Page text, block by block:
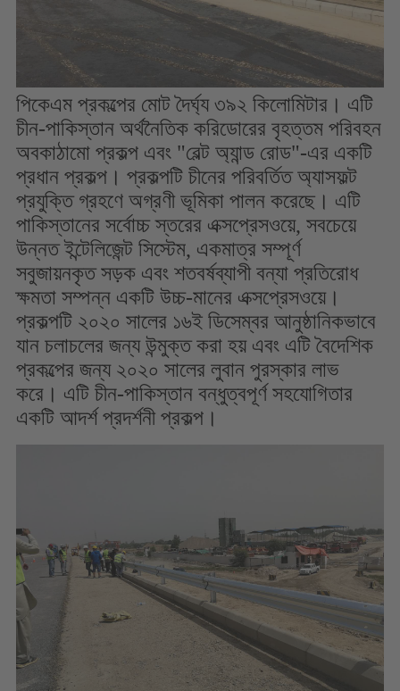
পিকেএম প্রকল্পের মোট দৈর্ঘ্য ৩৯২ কিলোমিটার। এটি
চীন-পাকিস্তান অর্থনৈতিক করিডোরের বৃহত্তম পরিবহন
অবকাঠামো প্রকল্প এবং "বেল্ট অ্যান্ড রোড"-এর একটি
প্রধান প্রকল্প। প্রকল্পটি চীনের পরিবর্তিত অ্যাসফল্ট
প্রযুক্তি গ্রহণে অগ্রণী ভূমিকা পালন করেছে। এটি
পাকিস্তানের সর্বোচ্চ স্তরের এক্সপ্রেসওয়ে, সবচেয়ে
উন্নত ইন্টেলিজেন্ট সিস্টেম, একমাত্র সম্পূর্ণ
সবুজায়নকৃত সড়ক এবং শতবর্ষব্যাপী বন্যা প্রতিরোধ
ক্ষমতা সম্পন্ন একটি উচ্চ-মানের এক্সপ্রেসওয়ে।
প্রকল্পটি ২০২০ সালের ১৬ই ডিসেম্বর আনুষ্ঠানিকভাবে
যান চলাচলের জন্য উন্মুক্ত করা হয় এবং এটি বৈদেশিক
প্রকল্পের জন্য ২০২০ সালের লুবান পুরস্কার লাভ
করে। এটি চীন-পাকিস্তান বন্ধুত্বপূর্ণ সহযোগিতার
একটি আদর্শ প্রদর্শনী প্রকল্প।